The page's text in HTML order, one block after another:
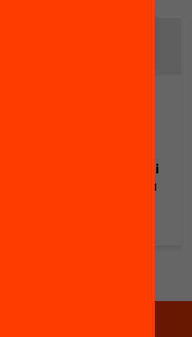
d’asil en l’espai
jurídic europeu